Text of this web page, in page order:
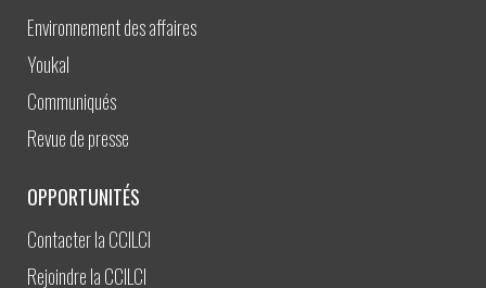
Environnement des affaires
Youkal
Communiqués
Revue de presse
OPPORTUNITÉS
Contacter la CCILCI
Rejoindre la CCILCI